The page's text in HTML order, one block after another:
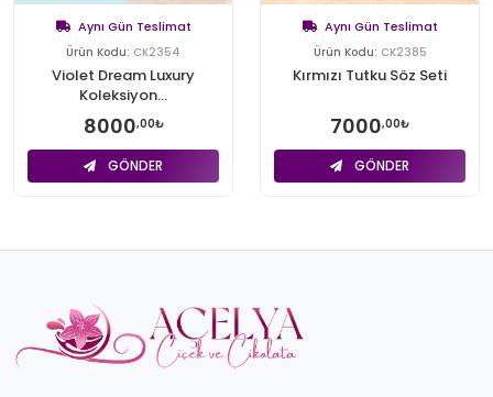
Aynı Gün Teslimat
Ürün Kodu: CK2354
Violet Dream Luxury
Koleksiyon...
8000,00₺
GÖNDER
Aynı Gün Teslimat
Ürün Kodu: CK2385
Kırmızı Tutku Söz Seti
7000,00₺
GÖNDER